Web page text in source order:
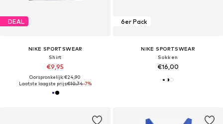
DEAL
NIKE SPORTSWEAR
Shirt
€9,95
Oorspronkelijk: €24,90
Laatste laagste prijs:€10,74-7%
6er Pack
NIKE SPORTSWEAR
Sokken
€16,00